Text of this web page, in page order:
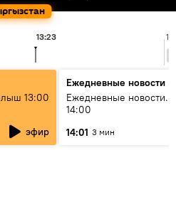
13:23
13:00
эфир
Ежедневные новости
Ежедневные новости.
14:00
14:01 3 мин